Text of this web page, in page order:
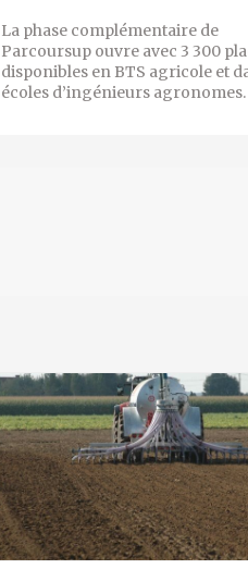
La phase complémentaire de
Parcoursup ouvre avec 3 300
disponibles en BTS agricole et
écoles d’ingénieurs agronomes.